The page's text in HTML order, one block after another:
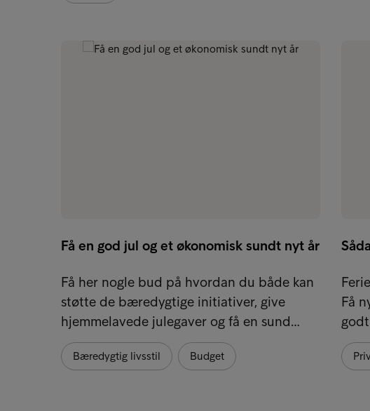
Få en god jul og et økonomisk sundt nyt år
Få her nogle bud på hvordan du både kan
støtte de bæredygtige initiativer, give
hjemmelavede julegaver og få en sund…
Bæredygtig livsstil Budget
Få